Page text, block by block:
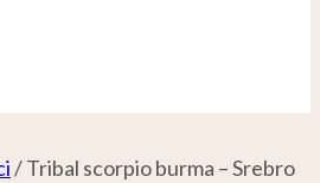
/Tribal scorpio burma – Srebro